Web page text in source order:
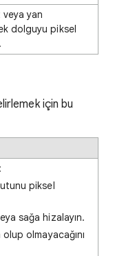
veya yan
dolguyu piksel
için bu
piksel
sağa hizalayın.
olmayacağını